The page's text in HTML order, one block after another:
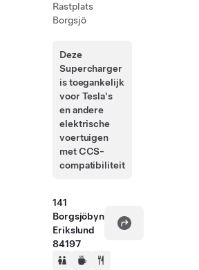
Rastplats
Borgsjö
Deze
Supercharger
is toegankelijk
voor Tesla's
en andere
elektrische
voertuigen
met CCS-
compatibiliteit
141
Borgsjöbyn
Erikslund
84197